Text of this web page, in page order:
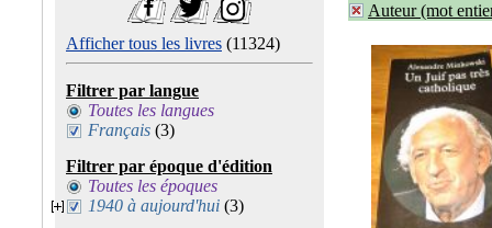
Afficher tous les livres (11324)
Filtrer par langue
Toutes les langues
Français (3)
Filtrer par époque d'édition
Toutes les époques
1940 à aujourd'hui (3)
Auteur (mot